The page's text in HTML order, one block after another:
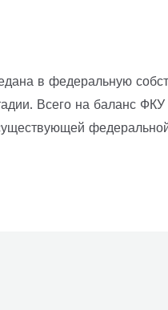
в федеральную
Всего на баланс